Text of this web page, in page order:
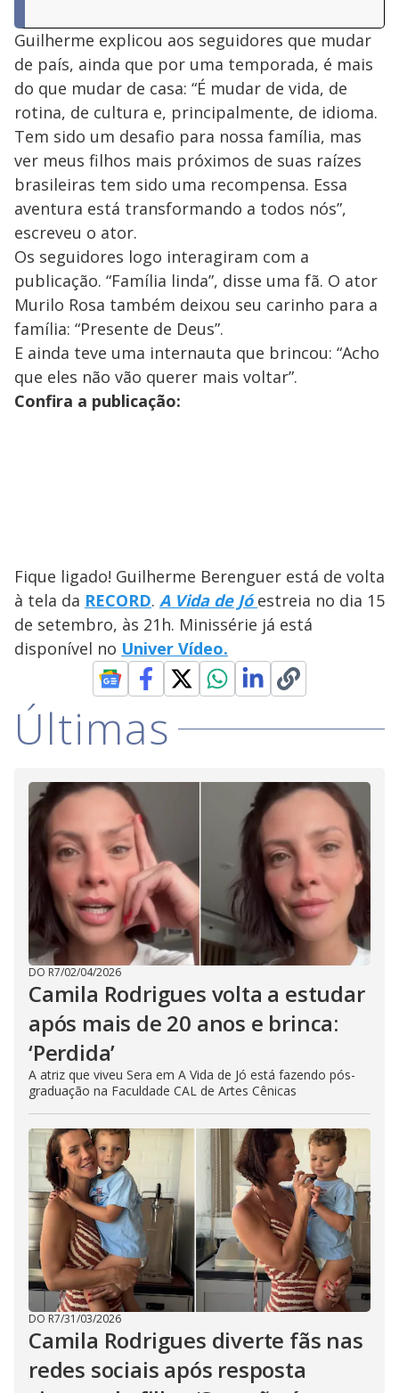
Guilherme explicou aos seguidores que mudar
de país, ainda que por uma temporada, é mais
do que mudar de casa: “É mudar de vida, de
rotina, de cultura e, principalmente, de idioma.
Tem sido um desafio para nossa família, mas
ver meus filhos mais próximos de suas raízes
brasileiras tem sido uma recompensa. Essa
aventura está transformando a todos nós”,
escreveu o ator.
Os seguidores logo interagiram com a
publicação. “Família linda”, disse uma fã. O ator
Murilo Rosa também deixou seu carinho para a
família: “Presente de Deus”.
E ainda teve uma internauta que brincou: “Acho
que eles não vão querer mais voltar”.
Confira a publicação:
Fique ligado! Guilherme Berenguer está de volta
à tela da RECORD. A Vida de Jó estreia no dia 15
de setembro, às 21h. Minissérie já está
disponível no Univer Vídeo.
Últimas
DO R7/02/04/2026
Camila Rodrigues volta a estudar
após mais de 20 anos e brinca:
‘Perdida’
A atriz que viveu Sera em A Vida de Jó está fazendo pós-
graduação na Faculdade CAL de Artes Cênicas
DO R7/31/03/2026
Camila Rodrigues diverte fãs nas
redes sociais após resposta